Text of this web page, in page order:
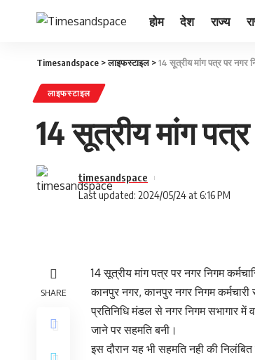
होम देश राज्य
Timesandspace >लाइफस्टाइल>14 सूत्रीय मांग पत्र पर नगर
लाइफस्टाइल
14 सूत्रीय मांग
Last updated: 2024/05/24 at 6:16 PM
timesandspace
SHARE
14 सूत्रीय मांग पत्र पर नगर निगम
कानपुर नगर, कानपुर नगर निगम
प्रतिनिधि मंडल से नगर निगम सभागार में
जाने पर सहमति बनी।
इस दौरान यह भी सहमति नही की